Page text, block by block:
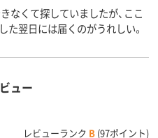
なくて探していましたが、ここ
た翌日には届くのがうれしい。
ュー
レビューランク B (97ポイント)